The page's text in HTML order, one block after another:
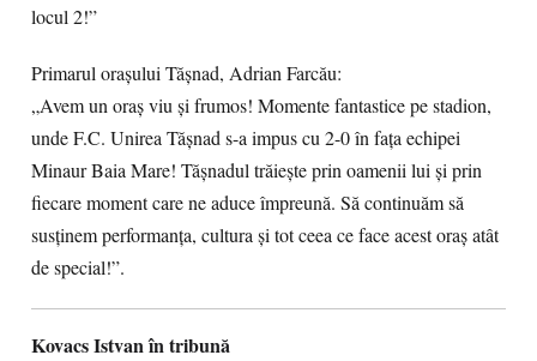
locul 2!”
Primarul orașului Tășnad, Adrian Farcău:
„Avem un oraș viu și frumos! Momente fantastice pe stadion,
unde F.C. Unirea Tășnad s-a impus cu 2-0 în fața echipei
Minaur Baia Mare! Tășnadul trăiește prin oamenii lui și prin
fiecare moment care ne aduce împreună. Să continuăm să
susținem performanța, cultura și tot ceea ce face acest oraș atât
de special!”.
Kovacs Istvan în tribună